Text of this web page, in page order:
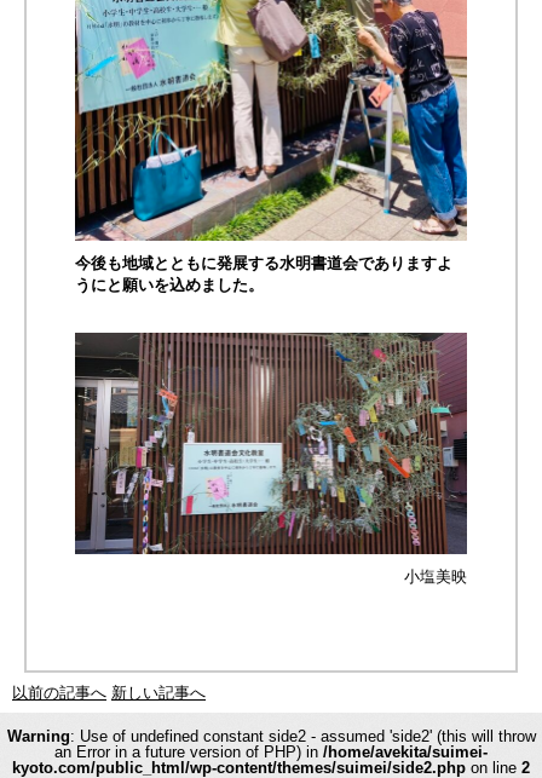
今後も地域とともに発展する水明書道会でありますよ
うにと願いを込めました。
小塩美映
以前の記事へ 新しい記事へ
Warning: Use of undefined constant side2 - assumed 'side2' (this will throw
an Error in a future version of PHP) in /home/avekita/suimei-
kyoto.com/public_html/wp-content/themes/suimei/side2.php on line 2